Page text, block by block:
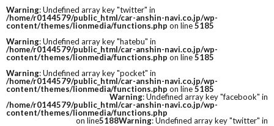
Warning: Undefined array key "twitter" in
/home/r0144579/public_html/car-anshin-navi.co.jp/wp-
content/themes/lionmedia/functions.php on line5185
Warning: Undefined array key "hatebu" in
/home/r0144579/public_html/car-anshin-navi.co.jp/wp-
content/themes/lionmedia/functions.php on line5185
Warning: Undefined array key "pocket" in
/home/r0144579/public_html/car-anshin-navi.co.jp/wp-
content/themes/lionmedia/functions.php on line5185
Warning: Undefined array key "facebook" in
/home/r0144579/public_html/car-anshin-navi.co.jp/wp-
content/themes/lionmedia/functions.php
on line5188Warning: Undefined array key "twitter" in